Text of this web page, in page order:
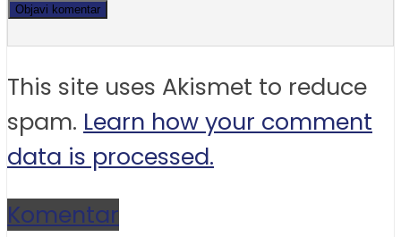
This site uses Akismet to reduce
spam. Learn how your comment
data is processed.
Komentar